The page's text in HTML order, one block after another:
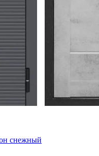
снежный